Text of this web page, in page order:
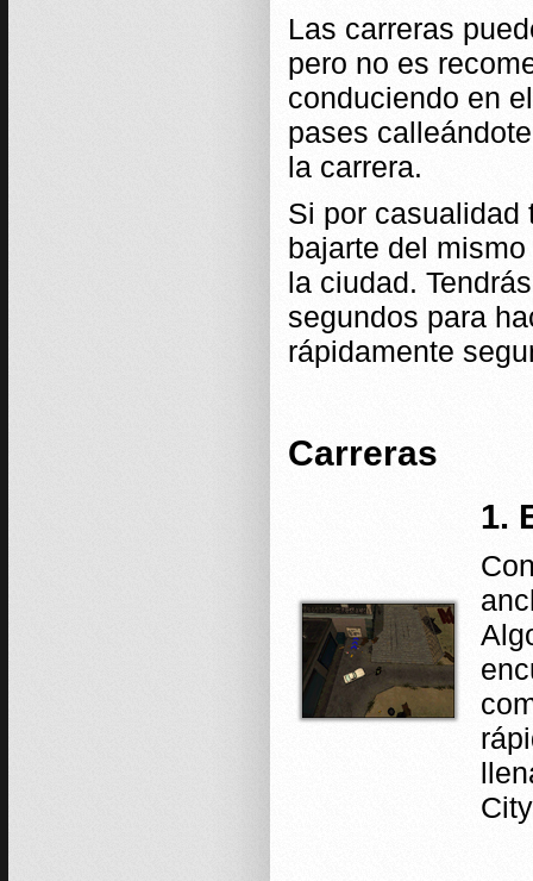
Las carreras
pero no es
conduciendo en
pases
la carrera.
Si por casualidad
bajarte del
la ciudad.
segundos para
rápidamente
Carreras
1.